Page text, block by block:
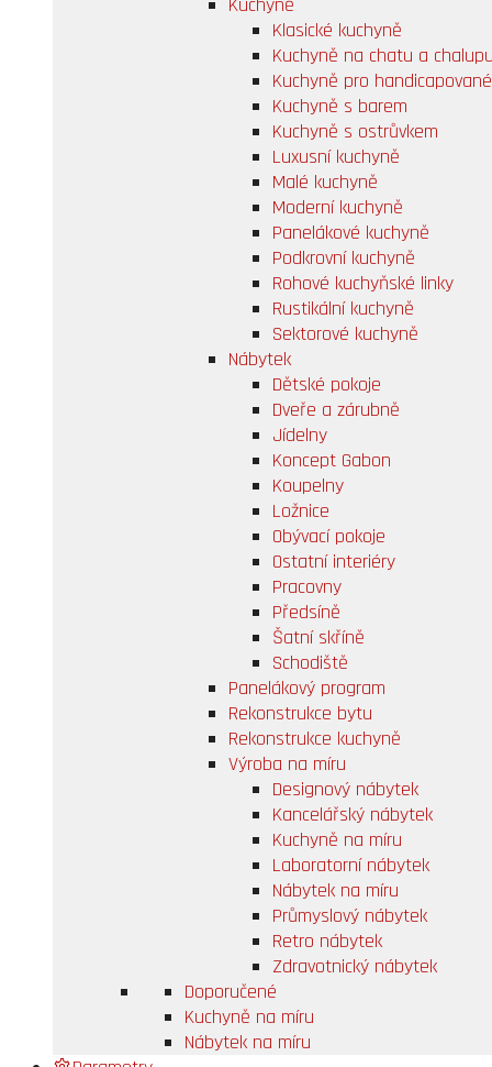
Klasické kuchyně
Kuchyně na chatu a
Kuchyně pro handicapované
Kuchyně s barem
Kuchyně s ostrůvkem
Luxusní kuchyně
Malé kuchyně
Moderní kuchyně
Panelákové kuchyně
Podkrovní kuchyně
Rohové kuchyňské linky
Rustikální kuchyně
Sektorové kuchyně
Nábytek
Dětské pokoje
Dveře a zárubně
Jídelny
Koncept Gabon
Koupelny
Ložnice
Obývací pokoje
Ostatní interiéry
Pracovny
Předsíně
Šatní skříně
Schodiště
Panelákový program
Rekonstrukce bytu
Rekonstrukce kuchyně
Výroba na míru
Designový nábytek
Kancelářský nábytek
Kuchyně na míru
Laboratorní nábytek
Nábytek na míru
Průmyslový nábytek
Retro nábytek
Zdravotnický nábytek
Doporučené
Kuchyně na míru
Nábytek na míru